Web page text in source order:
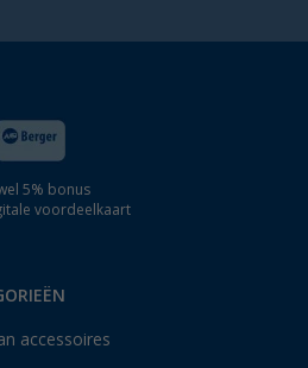
5% bonus
voordeelkaart
accessoires